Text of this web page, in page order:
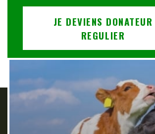
JE DEVIENS DONATEUR
REGULIER